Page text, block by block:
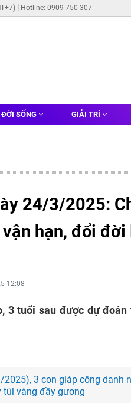
Hotline: 0909 750 307
ĐỜI SỐNG GIẢI TRÍ
24/3/2025:
hạn, đổi đời
12:08
3 tuổi sau được dự
3 con giáp công danh
túi vàng đầy gương